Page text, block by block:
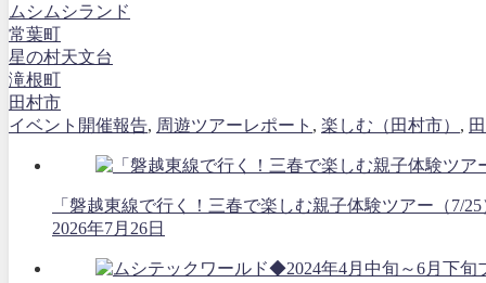
ムシムシランド
常葉町
星の村天文台
滝根町
田村市
イベント開催報告, 周遊ツアーレポート , 楽しむ（田村市） ,
「磐越東線で行く！三春で楽しむ親子体験ツアー（7/
2026年7月26日